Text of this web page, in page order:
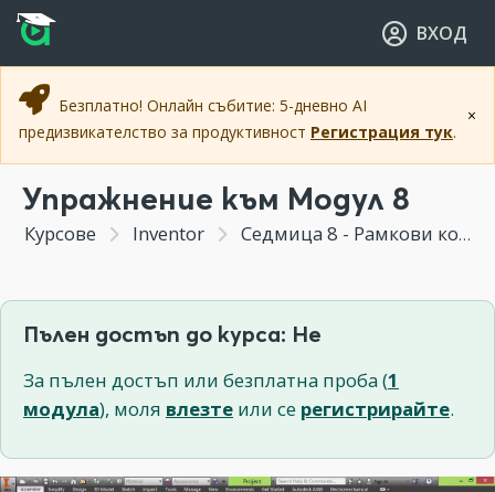
Прескочи към основното съдържание
Прескочи към навигацията
ВХОД
×
Безплатно! Онлайн събитие: 5-дневно AI
предизвикателство за продуктивност Регистрация тук.
Упражнение към Модул 8
Курсове Inventor Седмица 8 - Рамкови конструкции
Пълен достъп до курса: Не
За пълен достъп или безплатна проба (1
модула), моля влезте или се регистрирайте.